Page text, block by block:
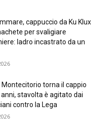
cappuccio da Ku Klux
per svaligiare
ladro incastrato da un
Montecitorio torna il cappio
stavolta è agitato dai
contro la Lega